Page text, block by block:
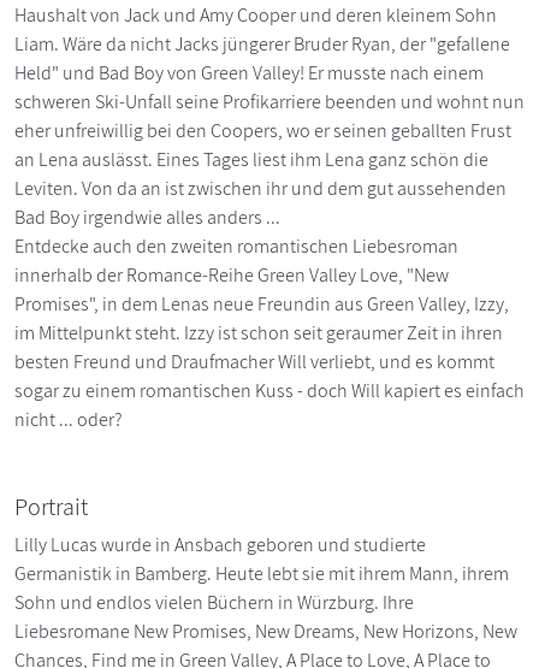
Haushalt von Jack und Amy Cooper und deren kleinem Sohn
Liam. Wäre da nicht Jacks jüngerer Bruder Ryan, der "gefallene
Held" und Bad Boy von Green Valley! Er musste nach einem
schweren Ski-Unfall seine Profikarriere beenden und wohnt nun
eher unfreiwillig bei den Coopers, wo er seinen geballten Frust
an Lena auslässt. Eines Tages liest ihm Lena ganz schön die
Leviten. Von da an ist zwischen ihr und dem gut aussehenden
Bad Boy irgendwie alles anders ...
Entdecke auch den zweiten romantischen Liebesroman
innerhalb der Romance-Reihe Green Valley Love, "New
Promises", in dem Lenas neue Freundin aus Green Valley, Izzy,
im Mittelpunkt steht. Izzy ist schon seit geraumer Zeit in ihren
besten Freund und Draufmacher Will verliebt, und es kommt
sogar zu einem romantischen Kuss - doch Will kapiert es einfach
nicht ... oder?
Portrait
Lilly Lucas wurde in Ansbach geboren und studierte
Germanistik in Bamberg. Heute lebt sie mit ihrem Mann, ihrem
Sohn und endlos vielen Büchern in Würzburg. Ihre
Liebesromane New Promises, New Dreams, New Horizons, New
Chances, Find me in Green Valley, A Place to Love, A Place to